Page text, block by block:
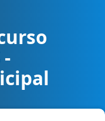
Municipal cargo